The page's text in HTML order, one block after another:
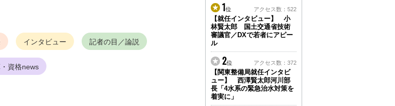
インタビュー 記者の目／論説
資格news
2026/04/23
●ゴールデンウィークに
伴う情報更新停止のお知
らせ(05/02～05/10)●
ユーザー各位
建設資料館をご利用いた
だき、誠に有難うござい
ます。
下記の期間につきまし
て、弊社休業のため情報
更新を停止させていただ
1位 アクセス数：522
【就任インタビュー】 小
林賢太郎 国土交通省技術
審議官／DXで若者にアピー
ル
2位 アクセス数：372
【関東整備局就任インタビ
ュー】 西澤賢太郎河川部
長「4水系の緊急治水対策を
着実に」